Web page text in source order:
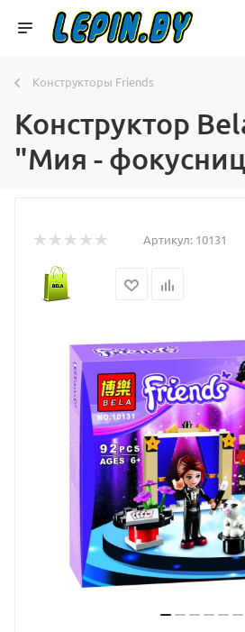
Конструкторы Friends
Конструктор
"Мия -
Артикул: 10131